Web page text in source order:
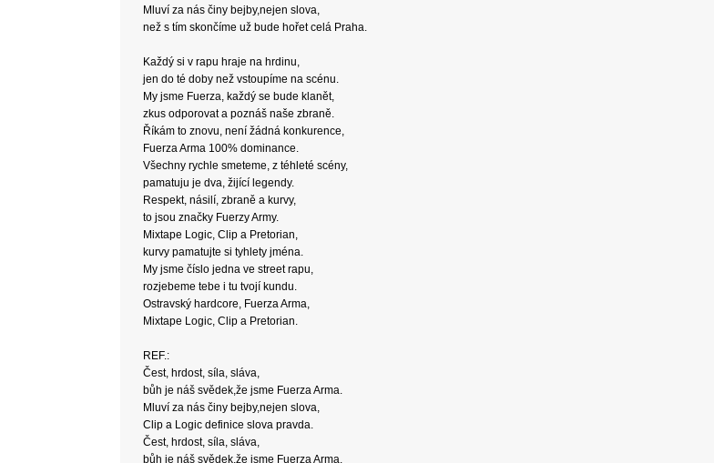
Mluví za nás činy bejby,nejen slova,
než s tím skončíme už bude hořet celá Praha.
Každý si v rapu hraje na hrdinu,
jen do té doby než vstoupíme na scénu.
My jsme Fuerza, každý se bude klanět,
zkus odporovat a poznáš naše zbraně.
Říkám to znovu, není žádná konkurence,
Fuerza Arma 100% dominance.
Všechny rychle smeteme, z téhleté scény,
pamatuju je dva, žijící legendy.
Respekt, násilí, zbraně a kurvy,
to jsou značky Fuerzy Army.
Mixtape Logic, Clip a Pretorian,
kurvy pamatujte si tyhlety jména.
My jsme číslo jedna ve street rapu,
rozjebeme tebe i tu tvojí kundu.
Ostravský hardcore, Fuerza Arma,
Mixtape Logic, Clip a Pretorian.
REF.:
Čest, hrdost, síla, sláva,
bůh je náš svědek,že jsme Fuerza Arma.
Mluví za nás činy bejby,nejen slova,
Clip a Logic definice slova pravda.
Čest, hrdost, síla, sláva,
bůh je náš svědek,že jsme Fuerza Arma.